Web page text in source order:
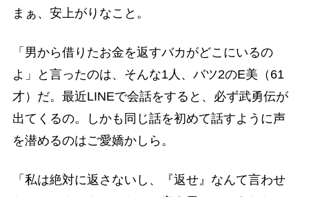
まぁ、安上がりなこと。
「男から借りたお金を返すバカがどこにいるの
よ」と言ったのは、そんな1人、バツ2のE美（61
才）だ。最近LINEで会話をすると、必ず武勇伝が
出てくるの。しかも同じ話を初めて話すように声
を潜めるのはご愛嬌かしら。
「私は絶対に返さないし、『返せ』なんて言わせ